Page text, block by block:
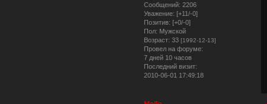
Сообщений: 2206
Уважение: [+11/-0]
Позитив: [+0/-0]
Пол: Мужской
Возраст: 33 [1992-12-13]
Провел на форуме:
7 дней 10 часов
Последний визит:
2010-06-01 17:49:18